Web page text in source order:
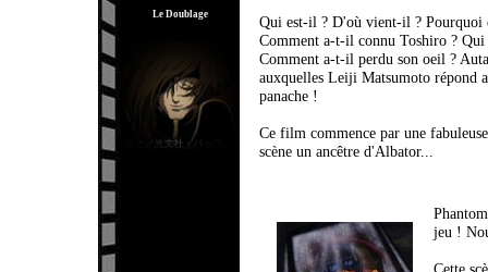
Le Doublage
Qui est-il ? D'où vient-il ? Pourquoi
Comment a-t-il connu Toshiro ? Qui
Comment a-t-il perdu son oeil ?
auxquelles Leiji Matsumoto répond
panache !
Ce film commence par une
scène un ancêtre d'Albator...
jeu !